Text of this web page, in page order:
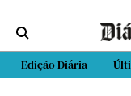
Edição Diária